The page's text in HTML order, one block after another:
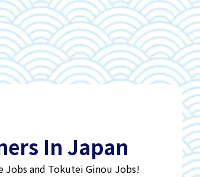
In Japan
Jobs and Tokutei Ginou Jobs!